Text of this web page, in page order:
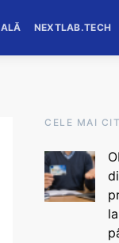
NEXTLAB.TECH
CELE MAI